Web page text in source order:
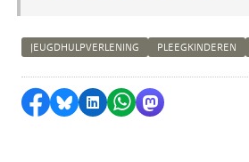
JEUGDHULPVERLENING PLEEGKINDEREN
Delen op Facebook
Delen via Bluesky
Delen op LinkedIn
Delen via
Delen via